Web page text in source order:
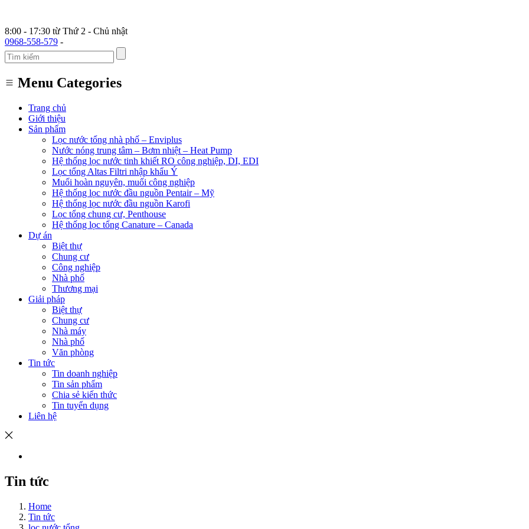
8:00 - 17:30 từ Thứ 2 - Chủ nhật
0968-558-579 -
Menu Categories
Trang chủ
Giới thiệu
Sản phẩm
Lọc nước tổng nhà phố – Enviplus
Nước nóng trung tâm – Bơm nhiệt – Heat Pump
Hệ thống lọc nước tinh khiết RO công nghiệp, DI, EDI
Lọc tổng Altas Filtri nhập khẩu Ý
Muối hoàn nguyên, muối công nghiệp
Hệ thống lọc nước đầu nguồn Pentair – Mỹ
Hệ thống lọc nước đầu nguồn Karofi
Lọc tổng chung cư, Penthouse
Hệ thống lọc tổng Canature – Canada
Dự án
Biệt thự
Chung cư
Công nghiệp
Nhà phố
Thương mại
Giải pháp
Biệt thự
Chung cư
Nhà máy
Nhà phố
Văn phòng
Tin tức
Tin doanh nghiệp
Tin sản phẩm
Chia sẻ kiến thức
Tin tuyển dụng
Liên hệ
Tin tức
Home
Tin tức